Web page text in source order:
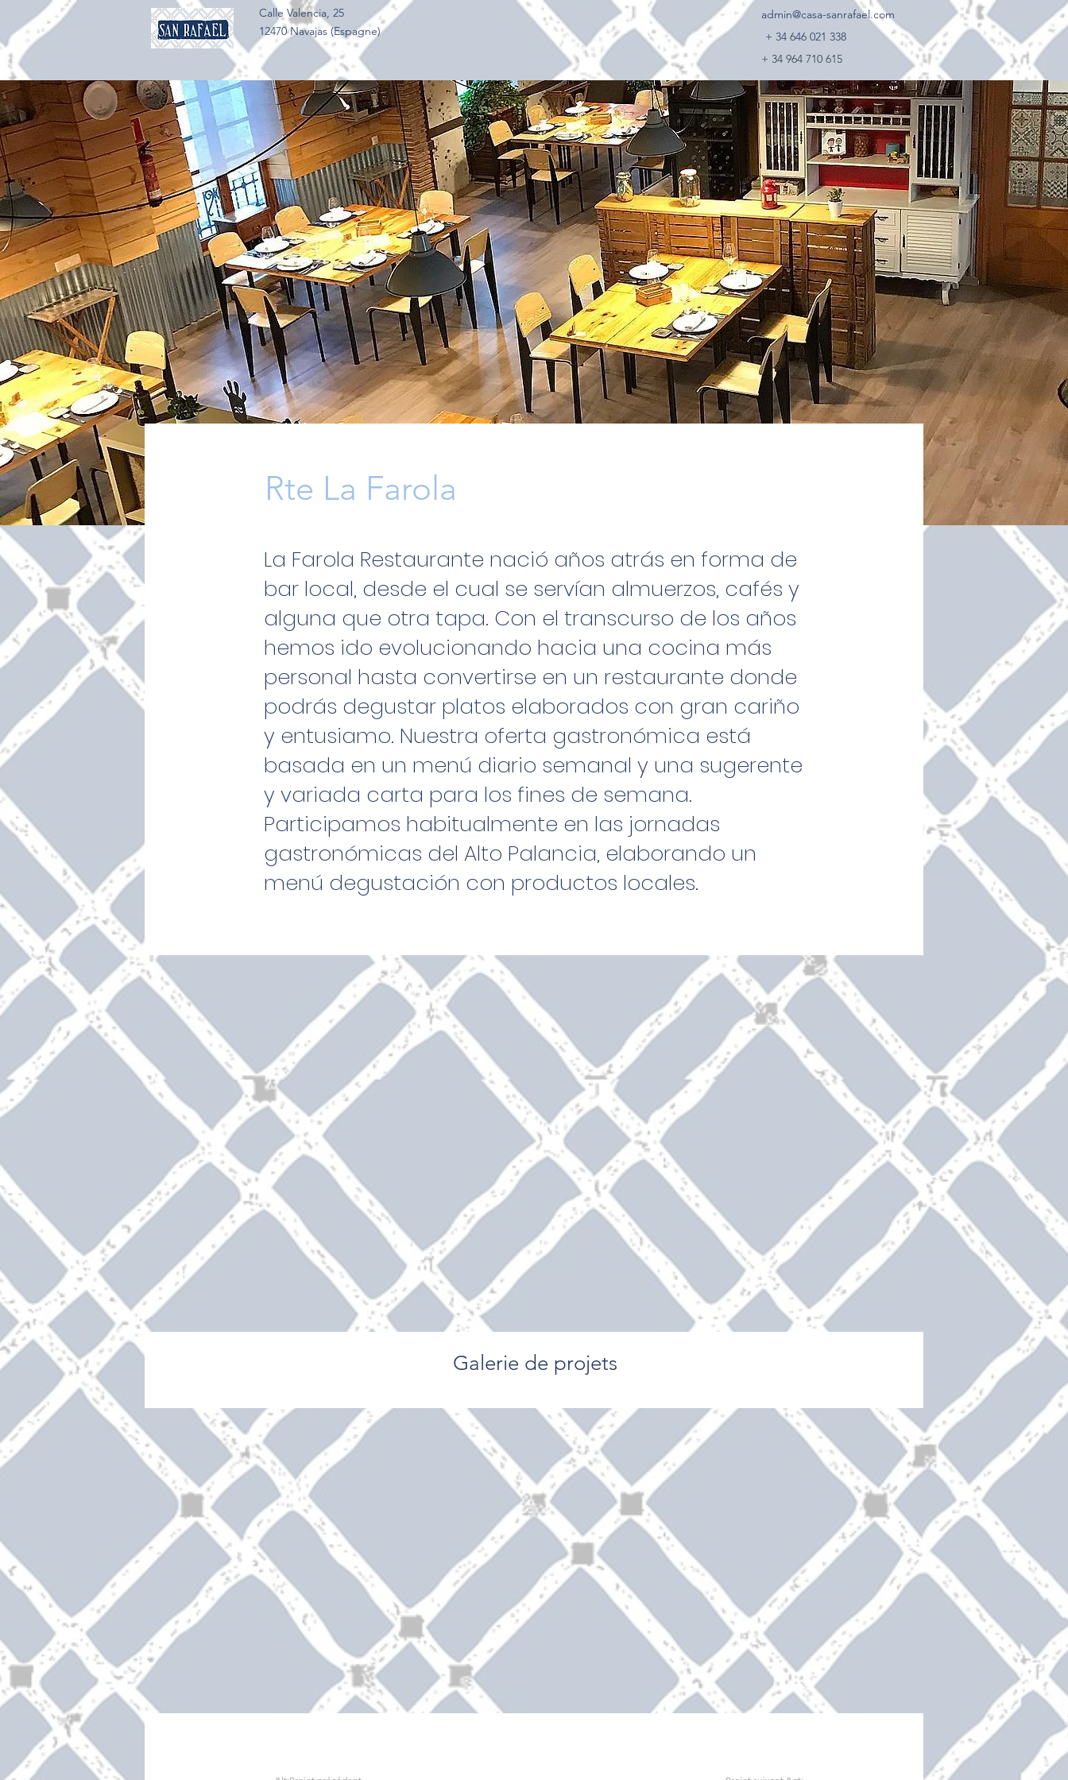
Calle Valencia, 25
12470 Navajas (Espagne)
admin@casa-sanrafael.com
+ 34 646 021 338
+ 34 964 710 615
Rte La Farola
La Farola Restaurante nació años atrás en forma de
bar local, desde el cual se servían almuerzos, cafés y
alguna que otra tapa. Con el transcurso de los años
hemos ido evolucionando hacia una cocina más
personal hasta convertirse en un restaurante donde
podrás degustar platos elaborados con gran cariño
y entusiamo. Nuestra oferta gastronómica está
basada en un menú diario semanal y una sugerente
y variada carta para los fines de semana.
Participamos habitualmente en las jornadas
gastronómicas del Alto Palancia, elaborando un
menú degustación con productos locales.
Galerie de projets